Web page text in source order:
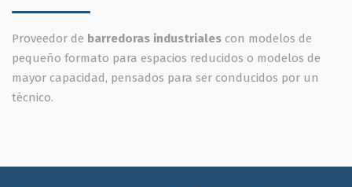
Proveedor de barredoras industriales con modelos de
pequeño formato para espacios reducidos o modelos de
mayor capacidad, pensados para ser conducidos por un
técnico.